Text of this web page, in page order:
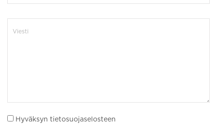
Hyväksyn tietosuojaselosteen